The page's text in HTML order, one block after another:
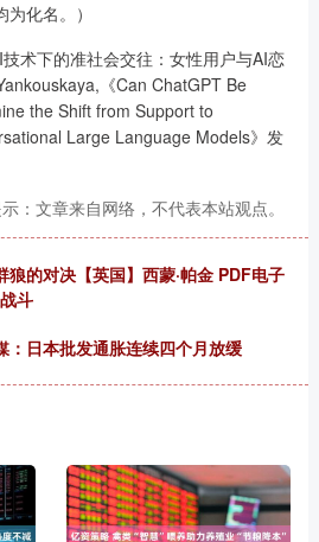
化名。）
术下的准社会交往：女性用户与AI恋
《Can ChatGPT Be
the Shift from Support to
Large Language Models》发
：文章来自网络，不代表本站观点。
狼的对决【英国】西蒙·帕金 PDF电子
斗
：日本批发通胀连续四个月放缓